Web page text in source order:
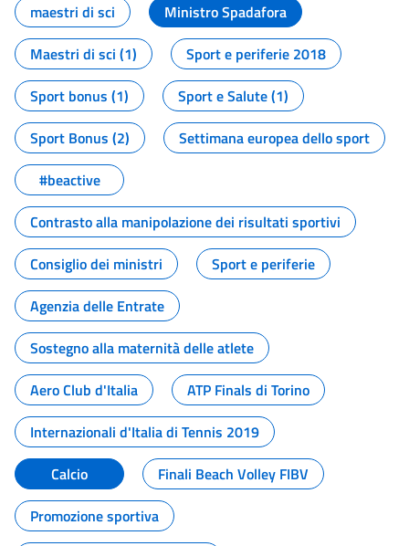
maestri di sci
Ministro Spadafora
Maestri di sci (1)
Sport e periferie 2018
Sport bonus (1)
Sport e Salute (1)
Sport Bonus (2)
Settimana europea dello sport
#beactive
Contrasto alla manipolazione dei risultati sportivi
Consiglio dei ministri
Sport e periferie
Agenzia delle Entrate
Sostegno alla maternità delle atlete
Aero Club d'Italia
ATP Finals di Torino
Internazionali d'Italia di Tennis 2019
Calcio
Finali Beach Volley FIBV
Promozione sportiva